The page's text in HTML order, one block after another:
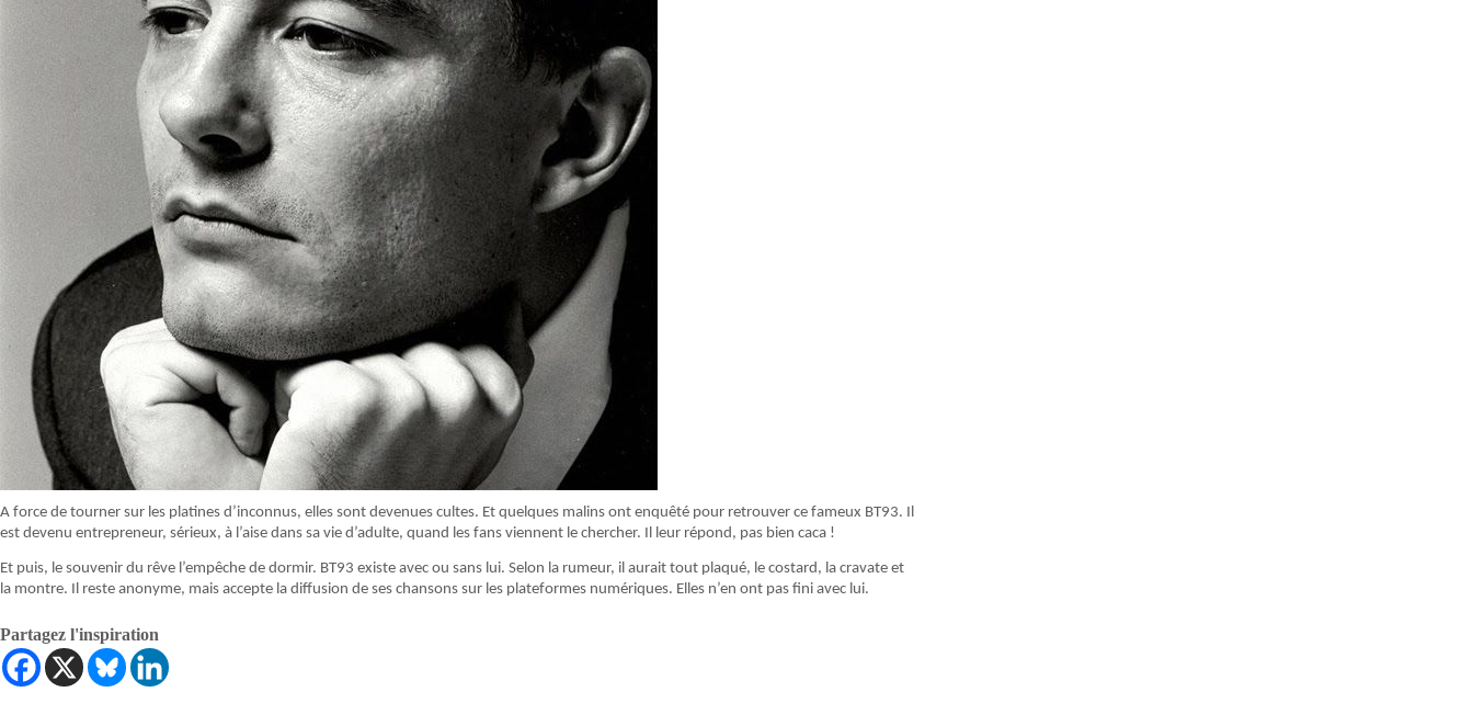
A force de tourner sur les platines d’inconnus, elles sont devenues cultes. Et quelques malins ont enquêté pour retrouver ce fameux BT93. Il
est devenu entrepreneur, sérieux, à l’aise dans sa vie d’adulte, quand les fans viennent le chercher. Il leur répond, pas bien caca !
Et puis, le souvenir du rêve l’empêche de dormir. BT93 existe avec ou sans lui. Selon la rumeur, il aurait tout plaqué, le costard, la cravate et
la montre. Il reste anonyme, mais accepte la diffusion de ses chansons sur les plateformes numériques. Elles n’en ont pas fini avec lui.
Partagez l'inspiration